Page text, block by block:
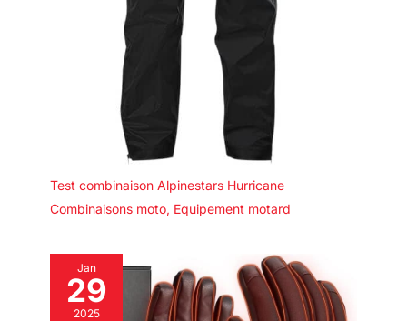
Test combinaison Alpinestars Hurricane
Combinaisons moto, Equipement motard
Jan
29
2025